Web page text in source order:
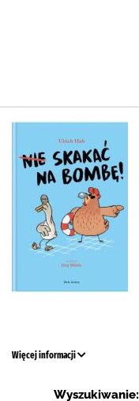
Więcej informacji
Wyszukiwanie: